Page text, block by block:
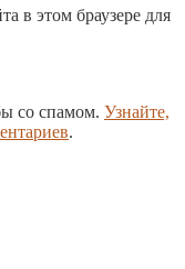
в этом браузере для
со спамом. Узнайте,
.